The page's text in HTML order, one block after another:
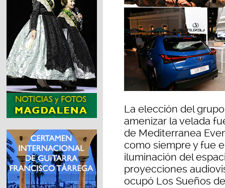
La elección del
amenizar la velada
de Mediterranea
como siempre y fue
iluminación del
proyecciones
ocupó Los Sueños